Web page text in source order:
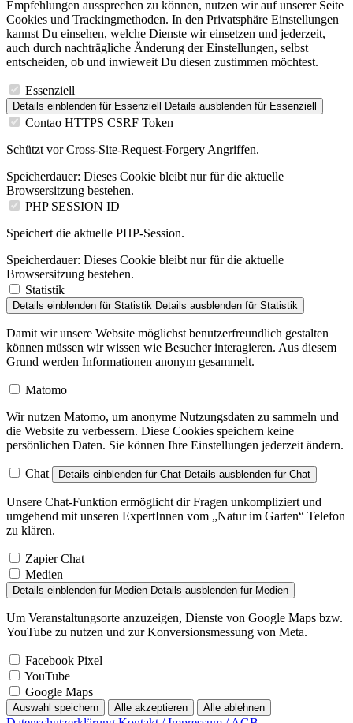
Empfehlungen aussprechen zu können, nutzen wir auf unserer Seite
Cookies und Trackingmethoden. In den Privatsphäre Einstellungen
kannst Du einsehen, welche Dienste wir einsetzen und jederzeit,
auch durch nachträgliche Änderung der Einstellungen, selbst
entscheiden, ob und inwieweit Du diesen zustimmen möchtest.
Essenziell
Details einblenden für Essenziell Details ausblenden für Essenziell
Contao HTTPS CSRF Token
Schützt vor Cross-Site-Request-Forgery Angriffen.
Speicherdauer: Dieses Cookie bleibt nur für die aktuelle
Browsersitzung bestehen.
PHP SESSION ID
Speichert die aktuelle PHP-Session.
Speicherdauer: Dieses Cookie bleibt nur für die aktuelle
Browsersitzung bestehen.
Statistik
Details einblenden für Statistik Details ausblenden für Statistik
Damit wir unsere Website möglichst benutzerfreundlich gestalten
können müssen wir wissen wie Besucher interagieren. Aus diesem
Grund werden Informationen anonym gesammelt.
Matomo
Wir nutzen Matomo, um anonyme Nutzungsdaten zu sammeln und
die Website zu verbessern. Diese Cookies speichern keine
persönlichen Daten. Sie können Ihre Einstellungen jederzeit ändern.
Chat Details einblenden für Chat Details ausblenden für Chat
Unsere Chat-Funktion ermöglicht dir Fragen unkompliziert und
umgehend mit unseren ExpertInnen vom „Natur im Garten“ Telefon
zu klären.
Zapier Chat
Medien
Details einblenden für Medien Details ausblenden für Medien
Um Veranstaltungsorte anzuzeigen, Dienste von Google Maps bzw.
YouTube zu nutzen und zur Konversionsmessung von Meta.
Facebook Pixel
YouTube
Google Maps
Auswahl speichern Alle akzeptieren Alle ablehnen